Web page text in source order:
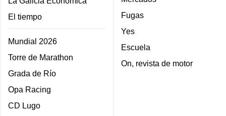
El tiempo
Mundial 2026
Torre de Marathon
Grada de Río
Opa Racing
CD Lugo
Fugas
Yes
Escuela
On, revista de motor